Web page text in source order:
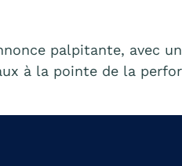
palpitante, avec
à la pointe de la